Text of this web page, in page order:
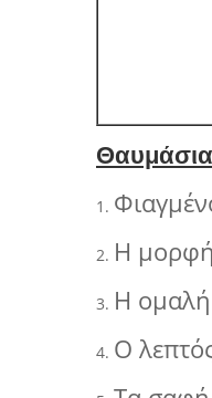
1.
2. Η μορφή
3. Η ομαλή
4. Ο